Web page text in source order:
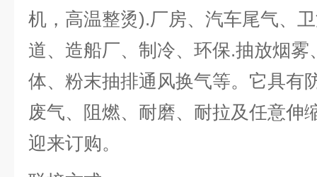
机，高温整烫).厂房、汽车尾气、
道、造船厂、制冷、环保.抽放烟
体、粉末抽排通风换气等。它具有
废气、阻燃、耐磨、耐拉及任意伸
迎来订购。